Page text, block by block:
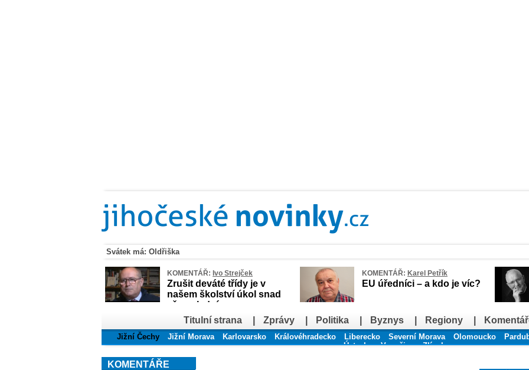
Svátek má: Oldřiška
KOMENTÁŘ: Ivo Strejček
Zrušit deváté třídy je v
našem školství úkol snad
až poslední
KOMENTÁŘ: Karel Petřík
EU úředníci – a kdo je víc?
Titulní strana Zprávy Politika Byznys Regiony
Jižní Čechy Jižní Morava Karlovarsko Královéhradecko Liberecko Severní Morava Olomoucko
Ústecko
Vysočina Zlínsko
KOMENTÁŘE